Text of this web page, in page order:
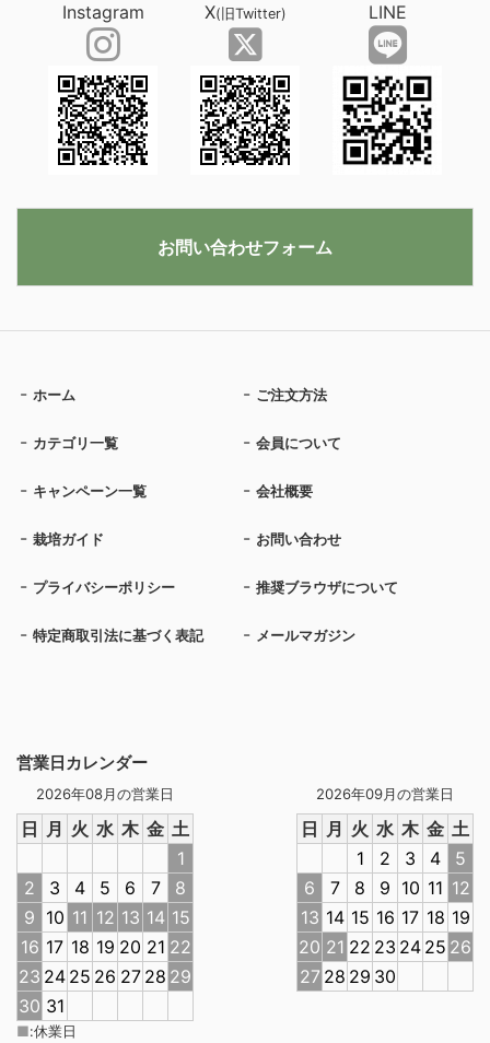
営業日カレンダー
2026年08月の営業日
日 月 火 水 木 金 土
1
2
3 4 5 6 7
8
9 10 11 12 13 14 15
16 17 18 19 20 21 22
23 24 25 26 27 28 29
30 31
2026年09月の営業日
日 月 火 水 木 金 土
1
2 3 4
5
6
7 8 9 10 11 12
13 14 15 16 17 18 19
20 21 22 23 24 25 26
27 28 29 30
■:休業日
ホーム ご注文方法
カテゴリ一覧 会員について
キャンペーン一覧 会社概要
栽培ガイド お問い合わせ
プライバシーポリシー 推奨ブラウザについて
特定商取引法に基づく表記 メールマガジン
Instagram X(旧Twitter) LINE
お問い合わせフォーム